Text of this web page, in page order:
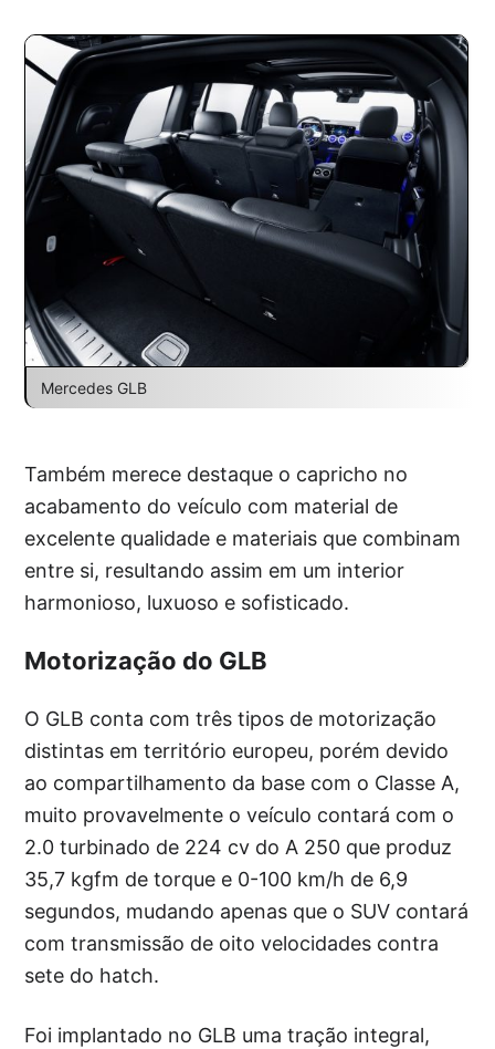
Mercedes GLB
Também merece destaque o capricho no
acabamento do veículo com material de
excelente qualidade e materiais que combinam
entre si, resultando assim em um interior
harmonioso, luxuoso e sofisticado.
Motorização do GLB
O GLB conta com três tipos de motorização
distintas em território europeu, porém devido
ao compartilhamento da base com o Classe A,
muito provavelmente o veículo contará com o
2.0 turbinado de 224 cv do A 250 que produz
35,7 kgfm de torque e 0-100 km/h de 6,9
segundos, mudando apenas que o SUV contará
com transmissão de oito velocidades contra
sete do hatch.
Foi implantado no GLB uma tração integral,